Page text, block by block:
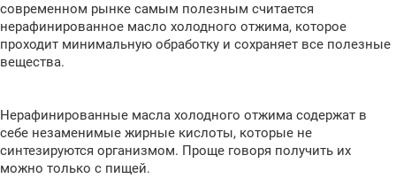
современном рынке самым полезным считается
нерафинированное масло холодного отжима, которое
проходит минимальную обработку и сохраняет все полезные
вещества.
Нерафинированные масла холодного отжима содержат в
себе незаменимые жирные кислоты, которые не
синтезируются организмом. Проще говоря получить их
можно только с пищей.